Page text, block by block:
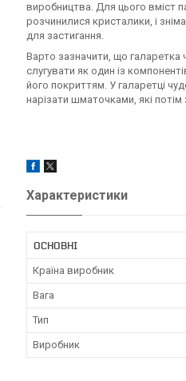
виробництва. Для цього вміст
розчинилися кристалики, і
для застигання.
Варто зазначити, що галаретка
слугувати як один із
його покриттям. У галаретці
нарізати шматочками, які
Характеристики
ОСНОВНІ
Країна виробник
Вага
Тип
Виробник